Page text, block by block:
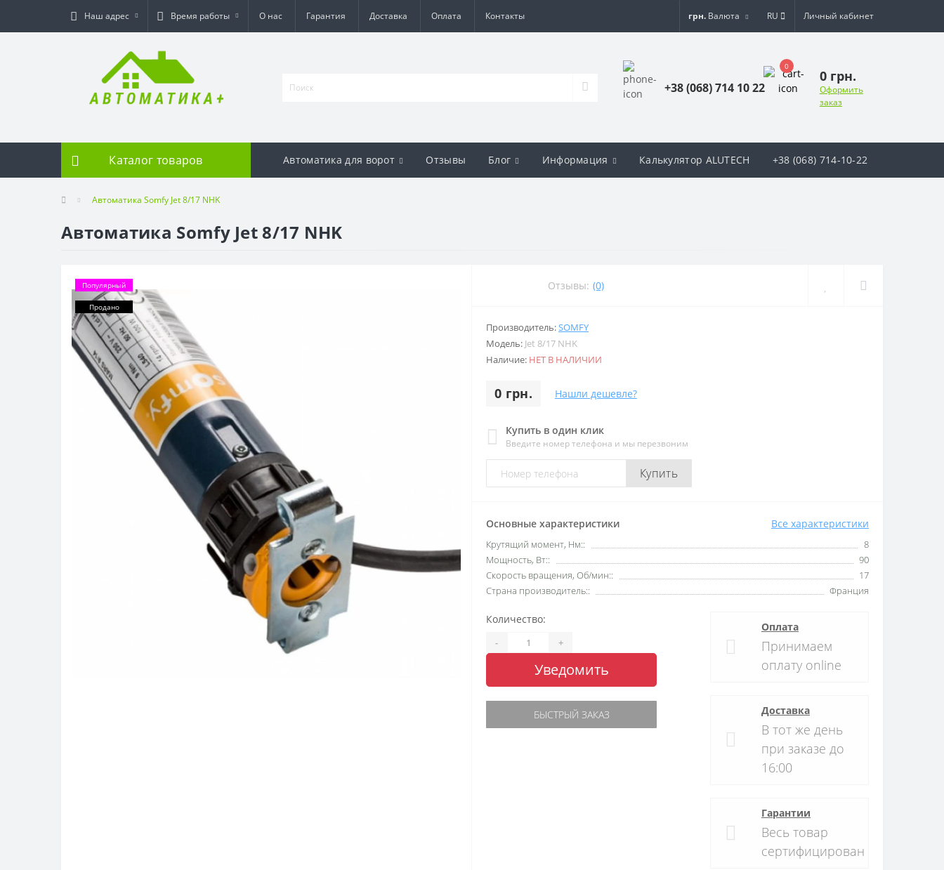
Наш адрес Время работы О нас Гарантия Доставка Оплата Контакты грн. Валюта RU Личный кабинет
+38 (068) 714 10 22
0
0 грн.
Оформить
заказ
Каталог товаров Автоматика для ворот Отзывы Блог Информация Калькулятор ALUTECH +38 (068) 714-10-22
Автоматика Somfy Jet 8/17 NHK
Автоматика Somfy Jet 8/17 NHK
Популярный
Продано
Отзывы: (0)
Производитель:SOMFY
Модель: Jet 8/17 NHK
Наличие: НЕТ В НАЛИЧИИ
0 грн. Нашли дешевле?
Купить в один клик
Введите номер телефона и мы перезвоним
Купить
Основные характеристики Все характеристики
Крутящий момент, Нм::
8
Мощность, Вт::
90
Скорость вращения, Об/мин::
17
Страна производитель::
Франция
Количество:
- +
Уведомить
БЫСТРЫЙ ЗАКАЗ
Оплата
Принимаем
оплату online
Доставка
В тот же день
при заказе до
16:00
Гарантии
Весь товар
сертифицирован